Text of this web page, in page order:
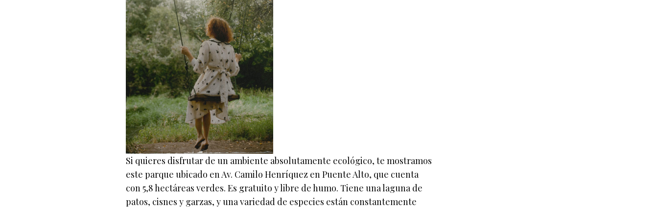
Si quieres disfrutar de un ambiente absolutamente ecológico, te mostramos
este parque ubicado en Av. Camilo Henríquez en Puente Alto, que cuenta
con 5,8 hectáreas verdes. Es gratuito y libre de humo. Tiene una laguna de
patos, cisnes y garzas, y una variedad de especies están constantemente